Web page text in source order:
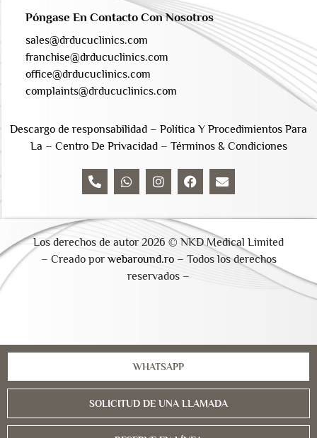
Póngase En Contacto Con Nosotros
sales@drducuclinics.com
franchise@drducuclinics.com
office@drducuclinics.com
complaints@drducuclinics.com
Descargo de responsabilidad – Política Y Procedimientos Para
La – Centro De Privacidad– Términos & Condiciones
Los derechos de autor 2026 © NKD Medical Limited
– Creado por webaround.ro – Todos los derechos
reservados –
WHATSAPP
SOLICITUD DE UNA LLAMADA